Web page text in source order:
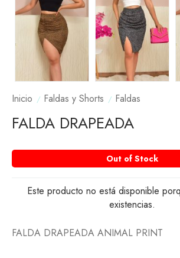
Inicio Faldas y Shorts Faldas
FALDA DRAPEADA
Out of Stock
Este producto no está disponible
existencias.
FALDA DRAPEADA ANIMAL PRINT